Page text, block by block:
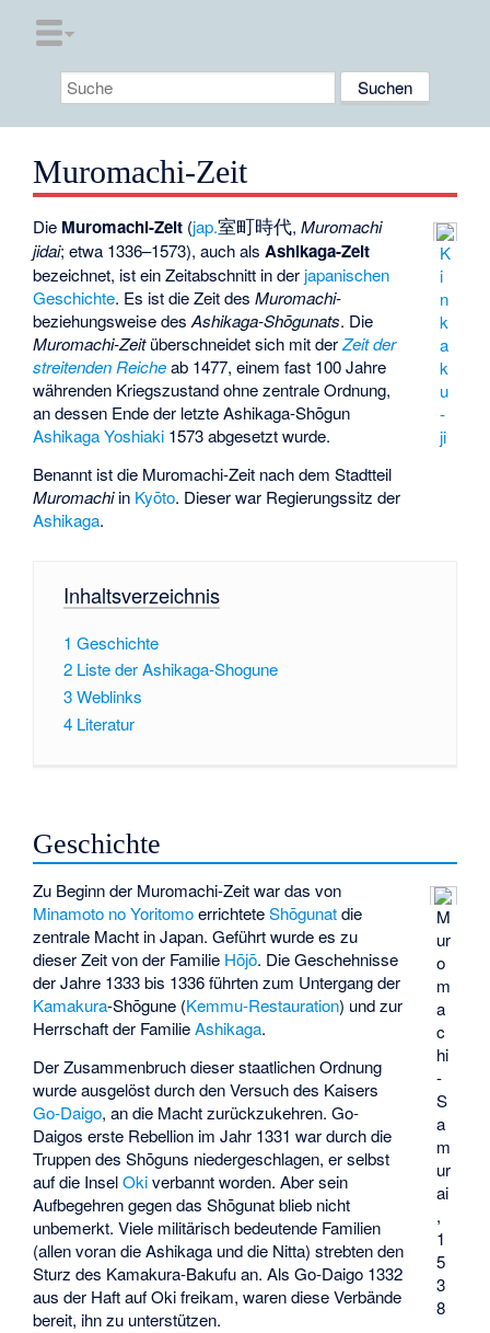
Muromachi-Zeit
K
i
n
k
a
k
u
-
ji
Die Muromachi-Zeit (jap.室町時代,Muromachi
jidai; etwa 1336–1573), auch alsAshikaga-Zeit
bezeichnet, ist ein Zeitabschnitt in der japanischen
Geschichte. Es ist die Zeit desMuromachi-
beziehungsweise desAshikaga-Shōgunats. Die
Muromachi-Zeitüberschneidet sich mit derZeit der
streitenden Reicheab 1477, einem fast 100 Jahre
währenden Kriegszustand ohne zentrale Ordnung,
an dessen Ende der letzte Ashikaga-Shōgun
Ashikaga Yoshiaki 1573 abgesetzt wurde.
Benannt ist die Muromachi-Zeit nach dem Stadtteil
Muromachiin Kyōto. Dieser war Regierungssitz der
Ashikaga.
Inhaltsverzeichnis
1 Geschichte
2 Liste der Ashikaga-Shogune
3Weblinks
4 Literatur
Geschichte
M
ur
o
m
a
c
hi
-
S
a
m
ur
ai
,
1
5
3
8
Zu Beginn der Muromachi-Zeit war das von
Minamoto no YoritomoerrichteteShōgunatdie
zentrale Macht in Japan. Geführt wurde es zu
dieser Zeit von der Familie Hōjō. Die Geschehnisse
der Jahre 1333 bis 1336 führten zum Untergang der
Kamakura-Shōgune (Kemmu-Restauration) und zur
Herrschaft der FamilieAshikaga.
Der Zusammenbruch dieser staatlichen Ordnung
wurde ausgelöst durch den Versuch des Kaisers
Go-Daigo, an die Macht zurückzukehren. Go-
Daigos erste Rebellion im Jahr 1331 war durch die
Truppen des Shōguns niedergeschlagen, er selbst
auf die InselOkiverbannt worden. Aber sein
Aufbegehren gegen das Shōgunat blieb nicht
unbemerkt. Viele militärisch bedeutende Familien
(allen voran die Ashikaga und die Nitta) strebten den
Sturz des Kamakura-Bakufu an. Als Go-Daigo 1332
aus der Haft auf Oki freikam, waren diese Verbände
bereit, ihn zu unterstützen.